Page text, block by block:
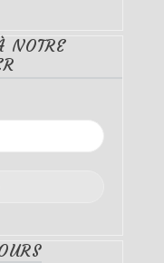
NOTRE